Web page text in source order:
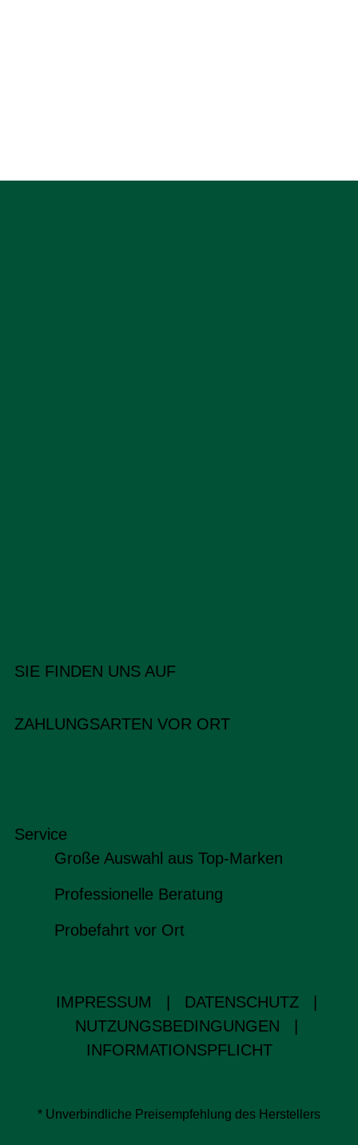
SIE FINDEN UNS AUF
ZAHLUNGSARTEN VOR ORT
Service
Große Auswahl aus Top-Marken
Professionelle Beratung
Probefahrt vor Ort
IMPRESSUM DATENSCHUTZ
NUTZUNGSBEDINGUNGEN
INFORMATIONSPFLICHT
* Unverbindliche Preisempfehlung des Herstellers